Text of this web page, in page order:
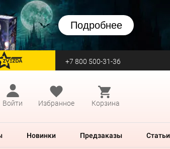
Подробнее
перейти на Zvezda +7 800 500-31-36
Войти
Избранное Корзина
Новинки Предзаказы Статьи